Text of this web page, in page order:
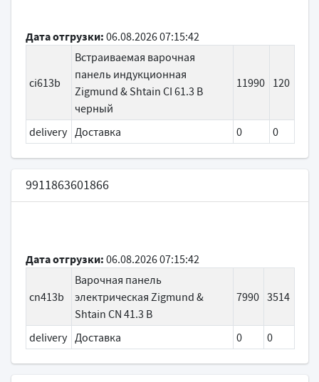
Дата отгрузки: 06.08.2026 07:15:42
ci613b
Встраиваемая варочная
панель индукционная
Zigmund & Shtain CI 61.3 B
черный
11990 120
delivery Доставка 0 0
9911863601866
Дата отгрузки: 06.08.2026 07:15:42
cn413b
Варочная панель
электрическая Zigmund &
Shtain CN 41.3 B
7990 3514
delivery Доставка 0 0